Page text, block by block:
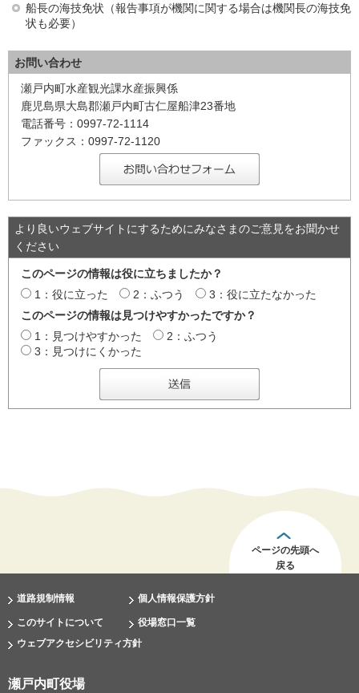
船長の海技免状（報告事項が機関に関する場合は機関長の海技免
状も必要）
お問い合わせ
瀬戸内町水産観光課水産振興係
鹿児島県大島郡瀬戸内町古仁屋船津23番地
電話番号：0997-72-1114
ファックス：0997-72-1120
より良いウェブサイトにするためにみなさまのご意見をお聞かせ
ください
このページの情報は役に立ちましたか？
1：役に立った
2：ふつう
3：役に立たなかった
このページの情報は見つけやすかったですか？
1：見つけやすかった
2：ふつう
3：見つけにくかった
ページの先頭へ
戻る
道路規制情報 個人情報保護方針
このサイトについて
役場窓口一覧
ウェブアクセシビリティ方針
瀬戸内町役場